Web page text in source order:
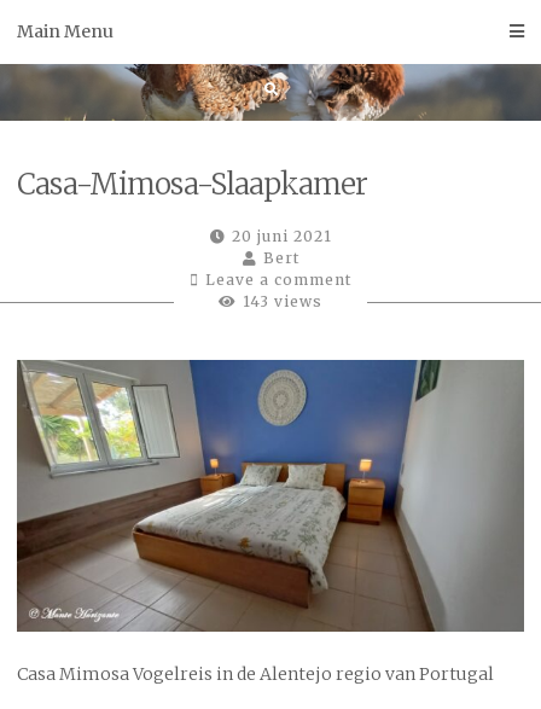
Main Menu
Casa-Mimosa-Slaapkamer
20 juni 2021
Bert
Leave a comment
143 views
Casa Mimosa Vogelreis in de Alentejo regio van Portugal